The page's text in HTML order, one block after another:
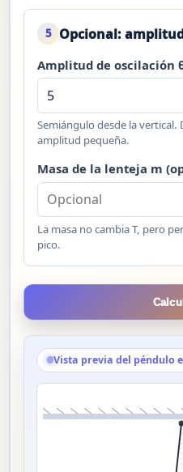
5 Opcional:
Amplitud de oscilación
Semiángulo desde la vertical.
amplitud pequeña.
Masa de la lenteja m
La masa no cambia T, pero
pico.
Vista previa del péndulo